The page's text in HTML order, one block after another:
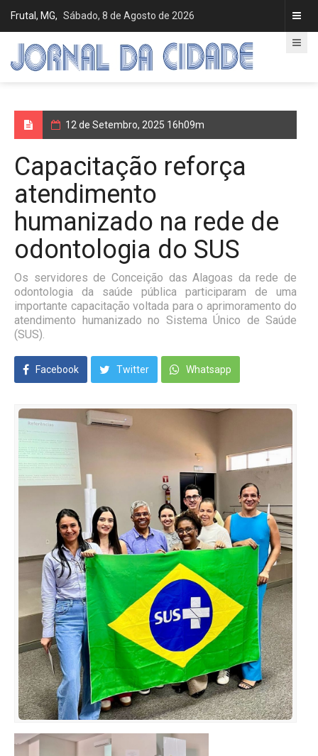
Frutal, MG, Sábado, 8 de Agosto de 2026
12 de Setembro, 2025 16h09m
Capacitação reforça
atendimento
humanizado na rede de
odontologia do SUS
Os servidores de Conceição das Alagoas da rede de
odontologia da saúde pública participaram de uma
importante capacitação voltada para o aprimoramento do
atendimento humanizado no Sistema Único de Saúde
(SUS).
Facebook Twitter Whatsapp